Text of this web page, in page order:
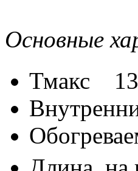
Основные
Тмакс